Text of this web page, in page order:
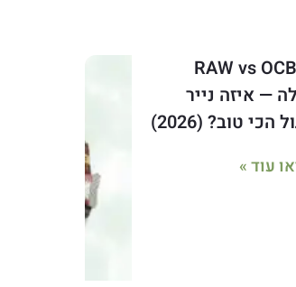
RAW vs
— איזה נייר
הכי טוב? (2026)
עוד »